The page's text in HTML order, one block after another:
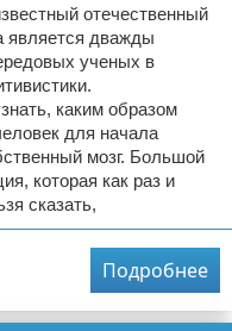
отечественный
является дважды
ученых в
каким образом
для начала
мозг. Большой
которая как раз и
сказать,
Подробнее